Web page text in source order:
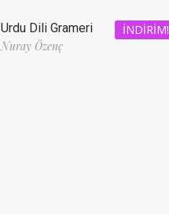
İNDIRIM!
Urdu Dili Grameri
Nuray Özenç